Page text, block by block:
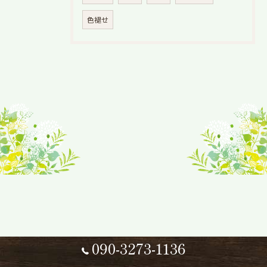
色褪せ
090-3273-1136